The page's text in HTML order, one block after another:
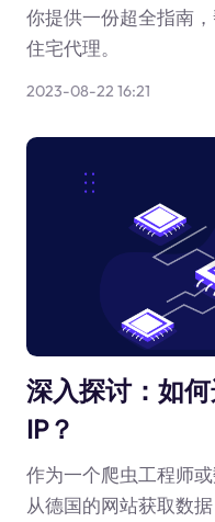
你提供一份超全指南
住宅代理。
2023-08-22 16:21
深入探讨：如
IP？
作为一个爬虫工程师
从德国的网站获取数